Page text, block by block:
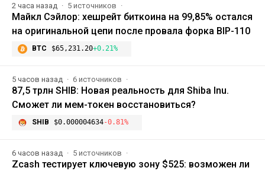
2 часа назад 5 источников
Майкл Сэйлор: хешрейт биткоина на 99,85% остался
на оригинальной цепи после провала форка BIP-110
BTC $65,231.20+0.21%
5 часов назад 6 источников
87,5 трлн SHIB: Новая реальность для Shiba Inu.
Сможет ли мем-токен восстановиться?
SHIB $0.000004634-0.81%
6 часов назад 5 источников
Zcash тестирует ключевую зону $525: возможен ли